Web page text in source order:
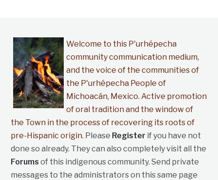
Welcome to this P'urhépecha
community communication medium,
and the voice of the communities of
the P'urhépecha People of
Michoacán, Mexico. Active promotion
of oral tradition and the window of
the Town in the process of recovering its roots of
pre-Hispanic origin. Please Register if you have not
done so already. They can also completely visit all the
Forums of this indigenous community. Send private
messages to the administrators on this same page